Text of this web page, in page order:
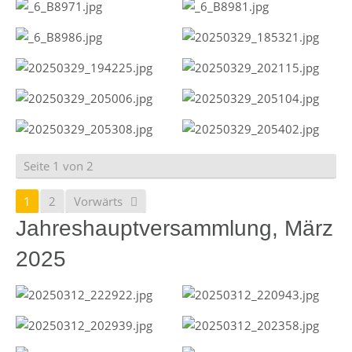
Seite 1 von 2
1 2 Vorwärts
Jahreshauptversammlung, März
2025